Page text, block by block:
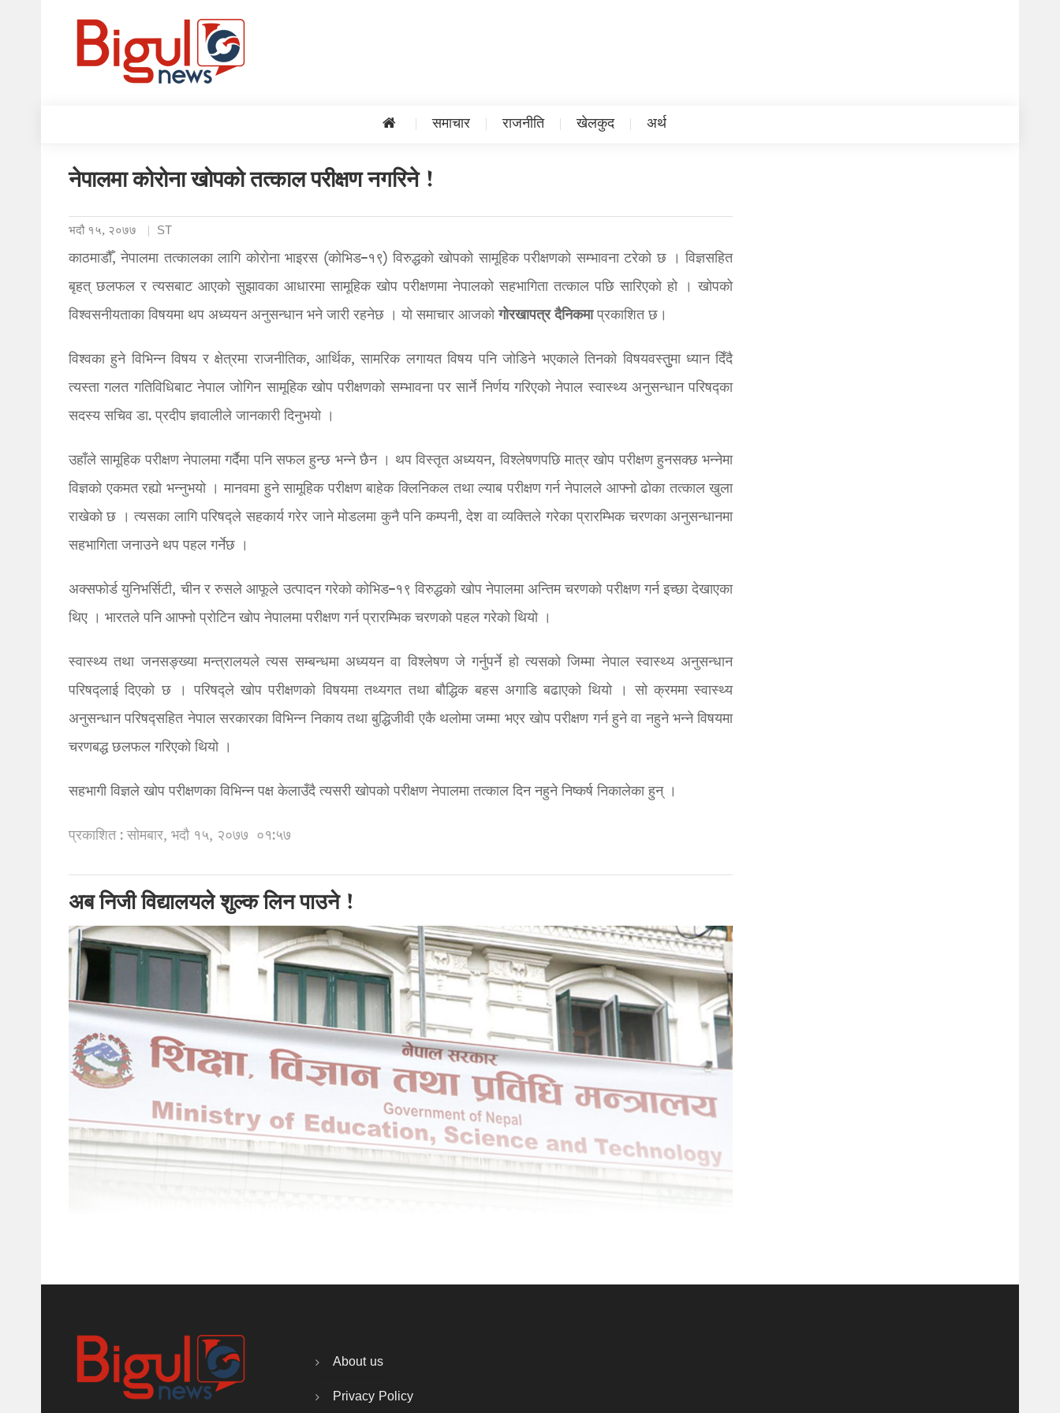
समाचार राजनीति खेलकुद अर्थ
नेपालमा कोरोना खोपको तत्काल परीक्षण नगरिने !
भदौ १५, २०७७ ST
काठमाडौँ, नेपालमा तत्कालका लागि कोरोना भाइरस (कोभिड–१९) विरुद्धको खोपको सामूहिक परीक्षणको सम्भावना टरेको छ । विज्ञसहित
बृहत् छलफल र त्यसबाट आएको सुझावका आधारमा सामूहिक खोप परीक्षणमा नेपालको सहभागिता तत्काल पछि सारिएको हो । खोपको
विश्वसनीयताका विषयमा थप अध्ययन अनुसन्धान भने जारी रहनेछ । यो समाचार आजकोगोरखापत्रदैनिकमाप्रकाशित छ।
विश्वका हुने विभिन्न विषय र क्षेत्रमा राजनीतिक, आर्थिक, सामरिक लगायत विषय पनि जोडिने भएकाले तिनको विषयवस्तुुमा ध्यान दिँदै
त्यस्ता गलत गतिविधिबाट नेपाल जोगिन सामूहिक खोप परीक्षणको सम्भावना पर सार्ने निर्णय गरिएको नेपाल स्वास्थ्य अनुसन्धान परिषद्का
सदस्य सचिव डा. प्रदीप ज्ञवालीले जानकारी दिनुभयो ।
उहाँले सामूहिक परीक्षण नेपालमा गर्दैमा पनि सफल हुन्छ भन्ने छैन । थप विस्तृत अध्ययन, विश्लेषणपछि मात्र खोप परीक्षण हुनसक्छ भन्नेमा
विज्ञको एकमत रह्यो भन्नुभयो । मानवमा हुने सामूहिक परीक्षण बाहेक क्लिनिकल तथा ल्याब परीक्षण गर्न नेपालले आफ्नो ढोका तत्काल खुला
राखेको छ । त्यसका लागि परिषद्ले सहकार्य गरेर जाने मोडलमा कुनै पनि कम्पनी, देश वा व्यक्तिले गरेका प्रारम्भिक चरणका अनुसन्धानमा
सहभागिता जनाउने थप पहल गर्नेछ ।
अक्सफोर्ड युनिभर्सिटी, चीन र रुसले आफूले उत्पादन गरेको कोभिड–१९ विरुद्धको खोप नेपालमा अन्तिम चरणको परीक्षण गर्न इच्छा देखाएका
थिए । भारतले पनि आफ्नो प्रोटिन खोप नेपालमा परीक्षण गर्न प्रारम्भिक चरणको पहल गरेको थियो ।
स्वास्थ्य तथा जनसङ्ख्या मन्त्रालयले त्यस सम्बन्धमा अध्ययन वा विश्लेषण जे गर्नुपर्ने हो त्यसको जिम्मा नेपाल स्वास्थ्य अनुसन्धान
परिषद्लाई दिएको छ । परिषद्ले खोप परीक्षणको विषयमा तथ्यगत तथा बौद्धिक बहस अगाडि बढाएको थियो । सो क्रममा स्वास्थ्य
अनुसन्धान परिषद्सहित नेपाल सरकारका विभिन्न निकाय तथा बुद्धिजीवी एकै थलोमा जम्मा भएर खोप परीक्षण गर्न हुने वा नहुने भन्ने विषयमा
चरणबद्ध छलफल गरिएको थियो ।
सहभागी विज्ञले खोप परीक्षणका विभिन्न पक्ष केलाउँदै त्यसरी खोपको परीक्षण नेपालमा तत्काल दिन नहुने निष्कर्ष निकालेका हुन् ।
प्रकाशित : सोमबार, भदौ १५, २०७७ ०१:५७
अब निजी विद्यालयले शुल्क लिन पाउने !
About us
Privacy Policy